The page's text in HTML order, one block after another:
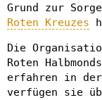
Grund zur
Roten Kreuzes
Die
Roten
erfahren in der
verfügen sie